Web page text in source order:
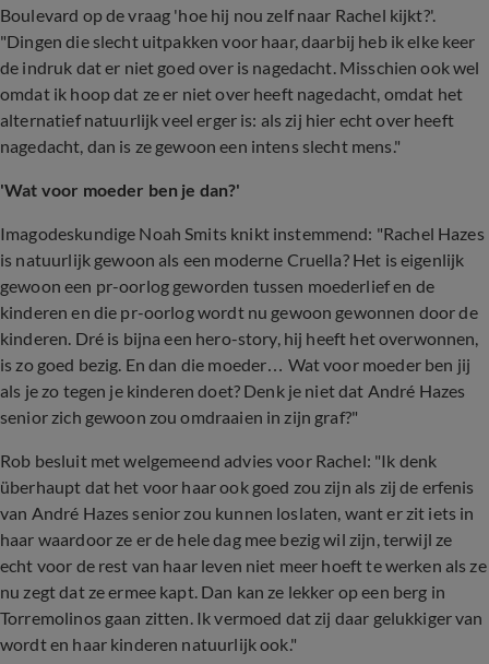
Boulevard op de vraag 'hoe hij nou zelf naar Rachel kijkt?'.
"Dingen die slecht uitpakken voor haar, daarbij heb ik elke keer
de indruk dat er niet goed over is nagedacht. Misschien ook wel
omdat ik hoop dat ze er niet over heeft nagedacht, omdat het
alternatief natuurlijk veel erger is: als zij hier echt over heeft
nagedacht, dan is ze gewoon een intens slecht mens."
'Wat voor moeder ben je dan?'
Imagodeskundige Noah Smits knikt instemmend: "Rachel Hazes
is natuurlijk gewoon als een moderne Cruella? Het is eigenlijk
gewoon een pr-oorlog geworden tussen moederlief en de
kinderen en die pr-oorlog wordt nu gewoon gewonnen door de
kinderen. Dré is bijna een hero-story, hij heeft het overwonnen,
is zo goed bezig. En dan die moeder… Wat voor moeder ben jij
als je zo tegen je kinderen doet? Denk je niet dat André Hazes
senior zich gewoon zou omdraaien in zijn graf?"
Rob besluit met welgemeend advies voor Rachel: "Ik denk
überhaupt dat het voor haar ook goed zou zijn als zij de erfenis
van André Hazes senior zou kunnen loslaten, want er zit iets in
haar waardoor ze er de hele dag mee bezig wil zijn, terwijl ze
echt voor de rest van haar leven niet meer hoeft te werken als ze
nu zegt dat ze ermee kapt. Dan kan ze lekker op een berg in
Torremolinos gaan zitten. Ik vermoed dat zij daar gelukkiger van
wordt en haar kinderen natuurlijk ook."